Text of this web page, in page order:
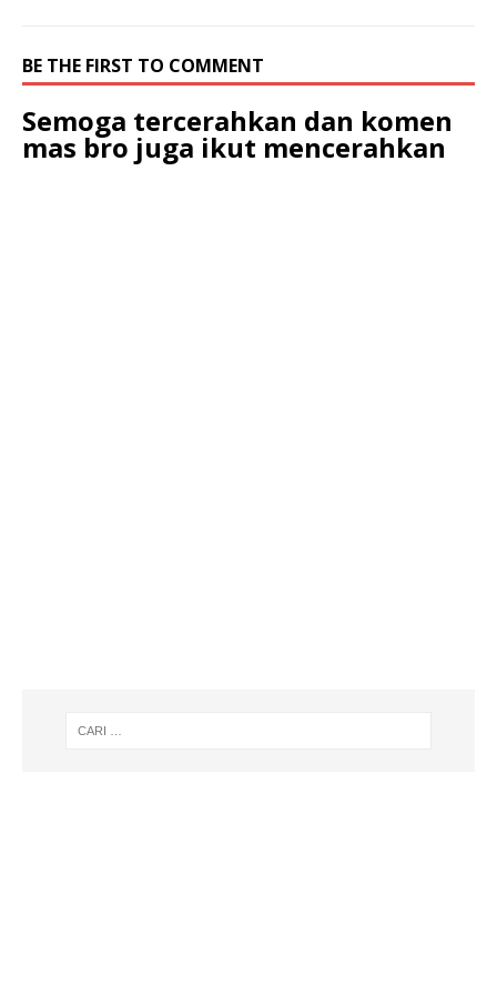
BE THE FIRST TO COMMENT
Semoga tercerahkan dan komen
mas bro juga ikut mencerahkan